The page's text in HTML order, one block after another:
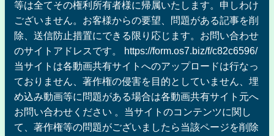
等は全てその権利所有者様に帰属いたします。申しわけ
ございません。お客様からの要望、問題がある記事を削
除、送信防止措置にできる限り応じます。お問い合わせ
のサイトアドレスです。 https://form.os7.biz/f/c82c6596/
当サイトは各動画共有サイトへのアップロードは行なっ
ておりません、著作権の侵害を目的としていません、埋
め込み動画等に問題がある場合は各動画共有サイト元へ
お問い合わせください 。当サイトのコンテンツに関し
て、著作権等の問題がございましたら当該ページを削除